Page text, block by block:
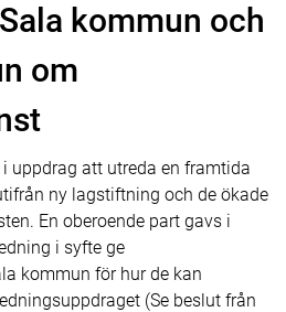
kommun och
om
uppdrag att utreda en framtida
ny lagstiftning och de ökade
En oberoende part gavs i
i syfte ge
kommun för hur de kan
(Se beslut från